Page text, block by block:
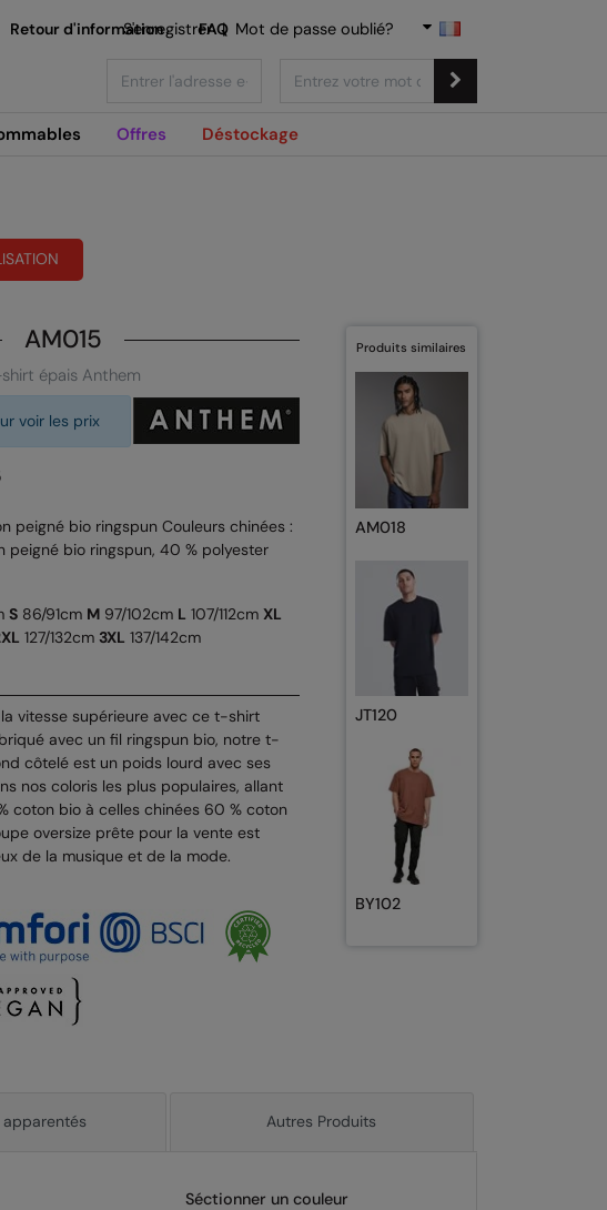
Offres Déstockage
Retour d'information FAQ
S'enregistrer | Mot de passe oublié?
AM015
épais Anthem
voir les prix
peigné bio ringspun Couleurs chinées :
peigné bio ringspun, 40 % polyester
S86/91cm M97/102cm L 107/112cm XL
127/132cm 3XL 137/142cm
vitesse supérieure avec ce t-shirt
avec un fil ringspun bio, notre t-
côtelé est un poids lourd avec ses
nos coloris les plus populaires, allant
coton bio à celles chinées 60 % coton
oversize prête pour la vente est
de la musique et de la mode.
Produits similaires
AM018
JT120
BY102
apparentés Autres Produits
Séctionner un couleur